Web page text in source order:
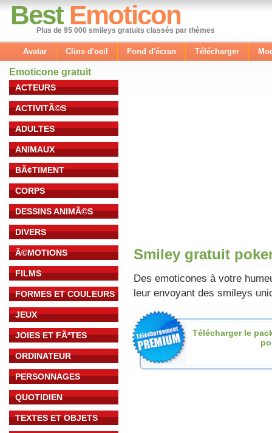
Best Emoticon
Plus de 95 000 smileys gratuits classés par thèmes
Avatar Clins d'oeil Fond d'écran Télécharger
Emoticone gratuit
ACTEURS
ACTIVITÃ©S
ADULTES
ANIMAUX
BÃ¢TIMENT
CORPS
DESSINS ANIMÃ©S
DIVERS
Ã©MOTIONS
FILMS
FORMES ET COULEURS
JEUX
JOIES ET FÃªTES
ORDINATEUR
PERSONNAGES
QUOTIDIEN
TEXTES ET OBJETS
Smiley gratuit
Des emoticones à votre
leur envoyant des smileys
Télécharger le